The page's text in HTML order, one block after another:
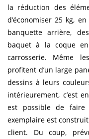
la réduction des
d’économiser 25 kg,
banquette arrière,
baquet à la coque
carrosserie. Même
profitent d’un large
dessins à leurs
intérieurement, c’est
est possible de faire
exemplaire est
client. Du coup,